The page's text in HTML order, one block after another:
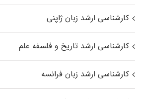
کارشناسی ارشد زبان ژاپنی
کارشناسی ارشد تاریخ و فلسفه علم
کارشناسی ارشد زبان فرانسه